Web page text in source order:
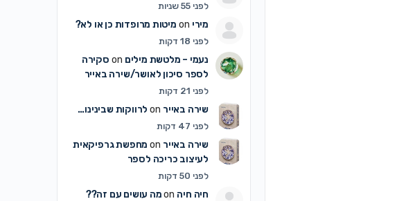
לפני 55 שניות
מירי מיטות מרופדות כן או לא?
לפני 18 דקות
נעמי – מלטשת מילים
סקירה
לספר סיכון לאושר/שירה באייר
לפני 21 דקות
שירה באייר לרווקות שבינינו…
לפני 47 דקות
שירה באייר
מחפשת גרפיקאית
לעיצוב כריכה לספר
לפני 50 דקות
חיה חיה מה עושים עם זה??